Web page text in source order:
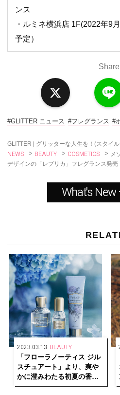
ンス
・ルミネ横浜店 1F(2022年9
予定）
Share
#GLITTER ニュース #フレグランス #
GLITTER | グリッターな人生を！(スタイ
NEWS > BEAUTY > COSMETICS > メ
デザインの「レプリカ」フレグランス発売
What's
2023.03.13 BEAUTY
「フローラノーティス ジル
スチュアート」より、爽や
かに澄みわたる初夏の香り
のブルーハイドレンジアの